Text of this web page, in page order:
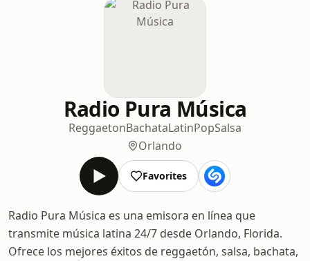
Radio Pura Música
ReggaetonBachataLatinPopSalsa
Orlando
Favorites
Radio Pura Música es una emisora en línea que
transmite música latina 24/7 desde Orlando, Florida.
Ofrece los mejores éxitos de reggaetón, salsa, bachata,